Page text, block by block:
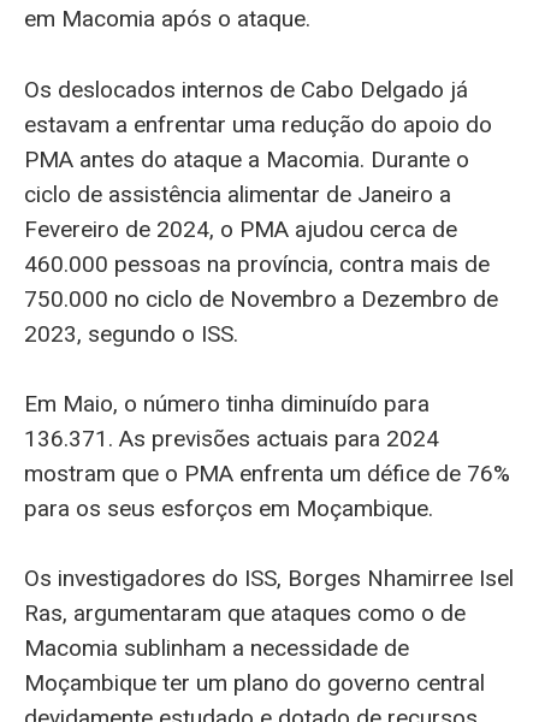
em Macomia após o ataque.
Os deslocados internos de Cabo Delgado já
estavam a enfrentar uma redução do apoio do
PMA antes do ataque a Macomia. Durante o
ciclo de assistência alimentar de Janeiro a
Fevereiro de 2024, o PMA ajudou cerca de
460.000 pessoas na província, contra mais de
750.000 no ciclo de Novembro a Dezembro de
2023, segundo o ISS.
Em Maio, o número tinha diminuído para
136.371. As previsões actuais para 2024
mostram que o PMA enfrenta um défice de 76%
para os seus esforços em Moçambique.
Os investigadores do ISS, Borges Nhamirree Isel
Ras, argumentaram que ataques como o de
Macomia sublinham a necessidade de
Moçambique ter um plano do governo central